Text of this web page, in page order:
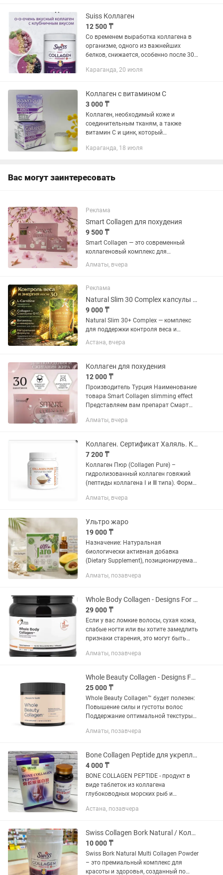
пищевой...
Suiss Коллаген
12 500 ₸
Со временем выработка коллагена в
организме, одного из важнейших
белков, снижается, особенно после 30
кожей, суставами и сосудами.
Караганда, 20 июля
Коллаген с витамином С
3 000 ₸
Коллаген, необходимый коже и
соединительным тканям, а также
витамин С и цинк, который
Коллаген - строительное волокно,
Караганда, 18 июля
Вас могут заинтересовать
Реклама
Smart Collagen для похудения
9 500 ₸
Smart Collagen — это современный
коллагеновый комплекс для
поддержания красоты и здоровья.
Формула содержит гидролизованный
организмом, а также
дополнительные...
Алматы, вчера
Реклама
Natural Slim 30 Complex капсулы для похудения 30
9 000 ₸
Natural Slim 30+ Complex — комплекс
для поддержки контроля веса и
активного образа жизни. Формула
продукта сочетает современные и
Carnitine, Collagen, Coenzyme Q10,...
Астана, вчера
Коллаген для похудения
12 000 ₸
Производитель Турция Наименование
товара Smart Collagen slimming effect
Представляем вам препарат Смарт
Разработан специально для снижения
Алматы, вчера
Коллаген. Сертификат Халяль. Кожа, волосы, ногти. Костно-мышечная система
7 200 ₸
Коллаген Пюр (Collagen Pure) –
гидролизованный коллаген говяжий
(пептиды коллагена Ⅰ и Ⅲ типа). Форма
Коллаген Пюр (Collagen Pure) –
Алматы, вчера
Ультро жаро
19 000 ₸
Назначение: Натуральная
биологически активная добавка
(Dietary Supplement), позиционируемая
и общего тонуса организма. Состав
Алматы, позавчера
Whole Body Collagen - Designs For Health 390 gr. Коллаген
29 000 ₸
Если у вас ломкие волосы, сухая кожа,
слабые ногти или вы хотите замедлить
признаки старения, это могут быть
который играет ключевую роль в
Алматы, позавчера
Whole Beauty Collagen - Designs For Health - WBTYCN - 180 g. Коллаген
25 000 ₸
Whole Beauty Collagen™ будет полезен:
Повышение силы и густоты волос
Поддержание оптимальной текстуры
воздействия окружающей среды
и...
Алматы, позавчера
Bone Collagen Peptide для укрепление костей, суставов и хрящевой ткани
4 000 ₸
BONE COLLAGEN PEPTIDE - продукт в
виде таблеток из коллагена
глубоководных морских рыб и
Дополнительные компоненты: солод,
стеарат...
Астана, позавчера
Swiss Collagen Bork Natural / Коллаген 330 гр
10 000 ₸
Swiss Bork Natural Multi Collagen Powder
– это премиальный комплекс для
красоты и здоровья, созданный по